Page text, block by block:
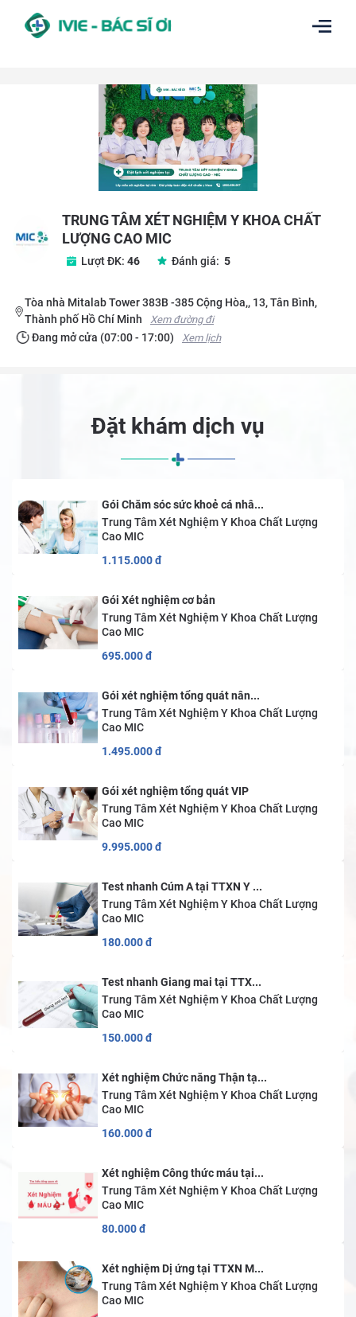
TRUNG TÂM XÉT NGHIỆM Y KHOA CHẤT
LƯỢNG CAO MIC
Lượt ĐK: 46 Đánh giá: 5
Tòa nhà Mitalab Tower 383B -385 Cộng Hòa,, 13, Tân Bình,
Thành phố Hồ Chí Minh
Xem đường đi
Đang mở cửa (07:00 - 17:00) Xem lịch
Đặt khám dịch vụ
Gói Chăm sóc sức khoẻ cá nhâ...
Trung Tâm Xét Nghiệm Y Khoa Chất Lượng
Cao MIC
1.115.000đ
Gói Xét nghiệm cơ bản
Trung Tâm Xét Nghiệm Y Khoa Chất Lượng
Cao MIC
695.000đ
Gói xét nghiệm tổng quát nân...
Trung Tâm Xét Nghiệm Y Khoa Chất Lượng
Cao MIC
1.495.000đ
Gói xét nghiệm tổng quát VIP
Trung Tâm Xét Nghiệm Y Khoa Chất Lượng
Cao MIC
9.995.000đ
Test nhanh Cúm A tại TTXN Y ...
Trung Tâm Xét Nghiệm Y Khoa Chất Lượng
Cao MIC
180.000đ
Test nhanh Giang mai tại TTX...
Trung Tâm Xét Nghiệm Y Khoa Chất Lượng
Cao MIC
150.000đ
Xét nghiệm Chức năng Thận tạ...
Trung Tâm Xét Nghiệm Y Khoa Chất Lượng
Cao MIC
160.000đ
Xét nghiệm Công thức máu tại...
Trung Tâm Xét Nghiệm Y Khoa Chất Lượng
Cao MIC
80.000đ
Xét nghiệm Dị ứng tại TTXN M...
Trung Tâm Xét Nghiệm Y Khoa Chất Lượng
Cao MIC